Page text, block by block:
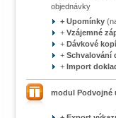
objednávky
+ Upomínky
+ Vzájemné
+ Dávkové
+ Schvalování
+ Import
modul Podvojné